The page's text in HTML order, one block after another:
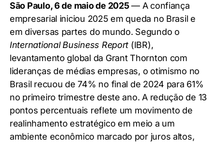
São Paulo, 6 de maio de 2025— A confiança
empresarial iniciou 2025 em queda no Brasil e
em diversas partes do mundo. Segundo o
International Business Report (IBR),
levantamento global da Grant Thornton com
lideranças de médias empresas, o otimismo no
Brasil recuou de 74% no final de 2024 para 61%
no primeiro trimestre deste ano. A redução de 13
pontos percentuais reflete um movimento de
realinhamento estratégico em meio a um
ambiente econômico marcado por juros altos,